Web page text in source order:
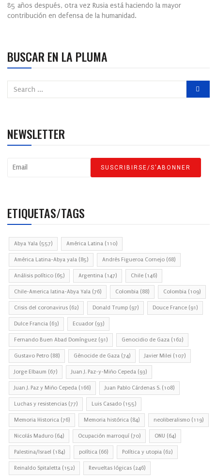
85 años después, otra vez Rusia está haciendo la mayor
contribución en defensa de la humanidad.
BUSCAR EN LA PLUMA
NEWSLETTER
ETIQUETAS/TAGS
Abya Yala (557) América Latina (110)
América Latina-Abya yala (85) Andrés Figueroa Cornejo (68)
Análisis político (65) Argentina (147) Chile (146)
Chile-America latina-Abya Yala (76) Colombia (88) Colombia (109)
Crisis del coronavirus (62) Donald Trump (97) Douce France (91)
Dulce Francia (63) Ecuador (93)
Fernando Buen Abad Domínguez (91) Genocidio de Gaza (162)
Gustavo Petro (88) Génocide de Gaza (74) Javier Milei (107)
Jorge Elbaum (67) Juan J. Paz-y-Miño Cepeda (93)
Juan J. Paz y Miño Cepeda (166) Juan Pablo Cárdenas S. (108)
Luchas y resistencias (77) Luis Casado (155)
Memoria Historica (76) Memoria histórica (84) neoliberalismo (119)
Nicolás Maduro (64) Ocupación marroquí (70) ONU (64)
Palestina/Israel (184) política (66) Política y utopia (62)
Reinaldo Spitaletta (152) Revueltas lógicas (246)